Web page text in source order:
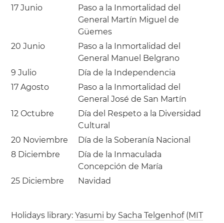
17 Junio
Paso a la Inmortalidad del
General Martín Miguel de
Güemes
20 Junio
Paso a la Inmortalidad del
General Manuel Belgrano
9 Julio
Día de la Independencia
17 Agosto
Paso a la Inmortalidad del
General José de San Martín
12 Octubre
Día del Respeto a la Diversidad
Cultural
20 Noviembre
Día de la Soberanía Nacional
8 Diciembre
Día de la Inmaculada
Concepción de María
25 Diciembre
Navidad
Holidays library:Yasumi by Sacha Telgenhof(MIT